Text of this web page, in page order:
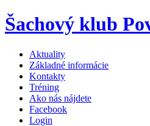
Šachový klub
Aktuality
Základné informácie
Kontakty
Tréning
Ako nás nájdete
Facebook
Login